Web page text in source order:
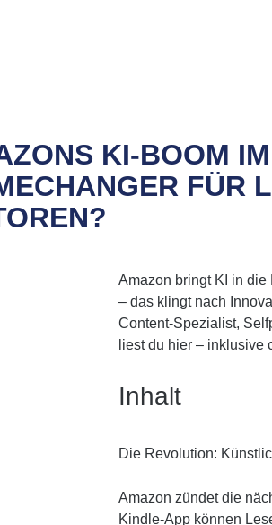
KI-BOOM
FÜR
Amazon bringt KI in die
– das klingt nach
Content-Spezialist,
liest du hier – inklusive
Inhalt
Die Revolution:
Amazon zündet die
Kindle-App können